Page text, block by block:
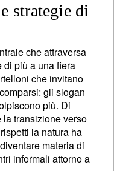
strategie di
che attraversa
di più a una fiera
che invitano
gli slogan
più. Di
la transizione verso
la natura ha
materia di
informali attorno a